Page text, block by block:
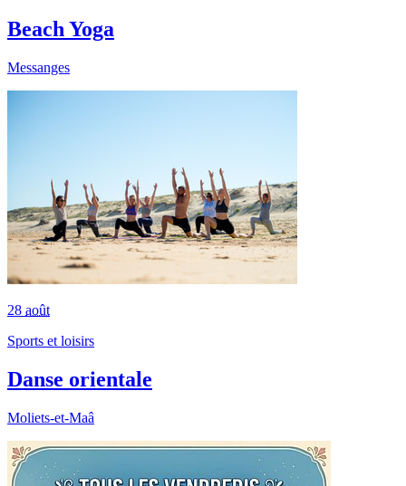
Beach Yoga
Messanges
28 août
Sports et loisirs
Danse orientale
Moliets-et-Maâ